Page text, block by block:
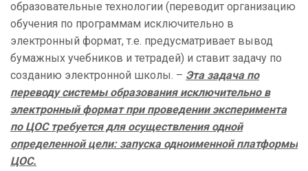
образовательные технологии (переводит организацию
обучения по программам исключительно в
электронный формат, т.е. предусматривает вывод
бумажных учебников и тетрадей) и ставит задачу по
созданию электронной школы. – Эта задача по
переводу системы образования исключительно в
электронный формат при проведении эксперимента
по ЦОС требуется для осуществления одной
определенной цели: запуска одноименной платформы
ЦОС.